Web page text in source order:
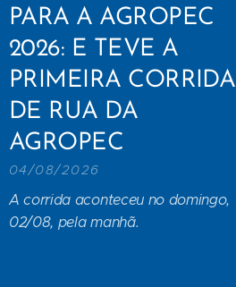
PARA A AGROPEC
2026: E TEVE A
PRIMEIRA CORRIDA
DE RUA DA
AGROPEC
04/08/2026
A corrida aconteceu no domingo,
02/08, pela manhã.